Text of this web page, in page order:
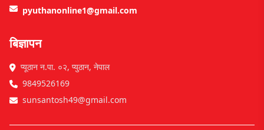
pyuthanonline1@gmail.com
बिज्ञापन
प्यूठान न.पा. ०२, प्युठान, नेपाल
9849526169
sunsantosh49@gmail.com